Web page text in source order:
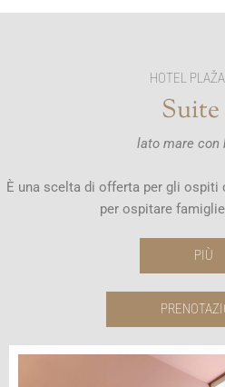
HOTEL
lato mare con
È una scelta di offerta per gli
per ospitare
PIÙ